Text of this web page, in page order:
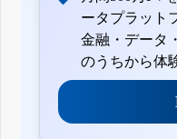
ータプラット
金融・データ
のうちから体